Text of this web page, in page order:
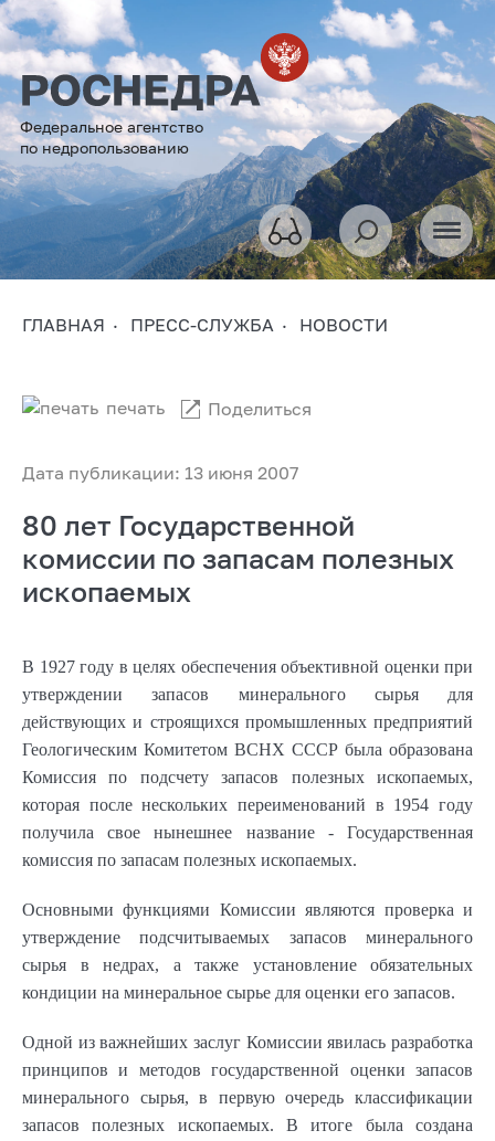
Федеральное агентство
по недропользованию
ГЛАВНАЯ ПРЕСС-СЛУЖБА НОВОСТИ
Дата публикации: 13 июня 2007
печать Поделиться
80 лет Государственной
комиссии по запасам полезных
ископаемых
В 1927 году в целях обеспечения объективной оценки при
утверждении запасов минерального сырья для
действующих и строящихся промышленных предприятий
Геологическим Комитетом ВСНХ СССР была образована
Комиссия по подсчету запасов полезных ископаемых,
которая после нескольких переименований в 1954 году
получила свое нынешнее название - Государственная
комиссия по запасам полезных ископаемых.
Основными функциями Комиссии являются проверка и
утверждение подсчитываемых запасов минерального
сырья в недрах, а также установление обязательных
кондиции на минеральное сырье для оценки его запасов.
Одной из важнейших заслуг Комиссии явилась разработка
принципов и методов государственной оценки запа­сов
минерального сырья, в первую оче­редь классификации
запасов полезных ис­копаемых. В итоге была создана